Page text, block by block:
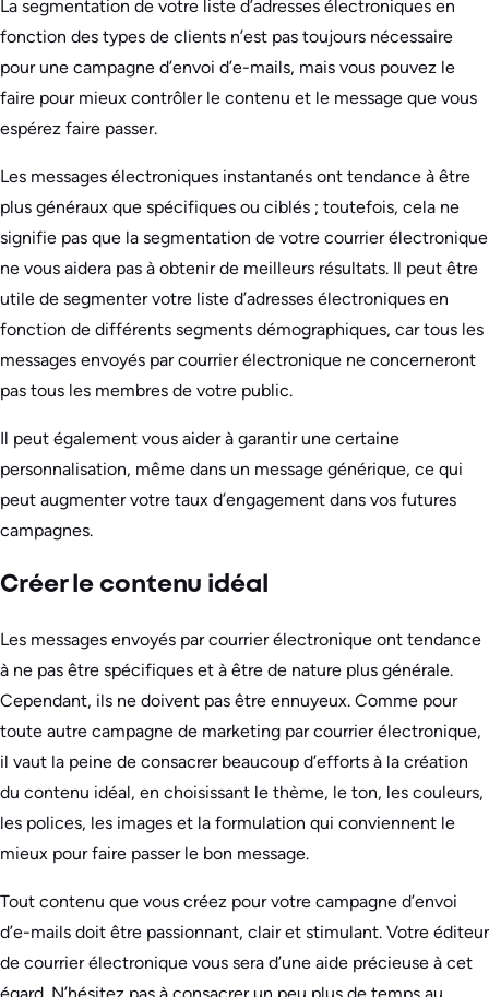
La segmentation de votre liste d’adresses électroniques en
fonction des types de clients n’est pas toujours nécessaire
pour une campagne d’envoi d’e-mails, mais vous pouvez le
faire pour mieux contrôler le contenu et le message que vous
espérez faire passer.
Les messages électroniques instantanés ont tendance à être
plus généraux que spécifiques ou ciblés ; toutefois, cela ne
signifie pas que la segmentation de votre courrier électronique
ne vous aidera pas à obtenir de meilleurs résultats. Il peut être
utile de segmenter votre liste d’adresses électroniques en
fonction de différents segments démographiques, car tous les
messages envoyés par courrier électronique ne concerneront
pas tous les membres de votre public.
Il peut également vous aider à garantir une certaine
personnalisation, même dans un message générique, ce qui
peut augmenter votre taux d’engagement dans vos futures
campagnes.
Créer le contenu idéal
Les messages envoyés par courrier électronique ont tendance
à ne pas être spécifiques et à être de nature plus générale.
Cependant, ils ne doivent pas être ennuyeux. Comme pour
toute autre campagne de marketing par courrier électronique,
il vaut la peine de consacrer beaucoup d’efforts à la création
du contenu idéal, en choisissant le thème, le ton, les couleurs,
les polices, les images et la formulation qui conviennent le
mieux pour faire passer le bon message.
Tout contenu que vous créez pour votre campagne d’envoi
d’e-mails doit être passionnant, clair et stimulant. Votre éditeur
de courrier électronique vous sera d’une aide précieuse à cet